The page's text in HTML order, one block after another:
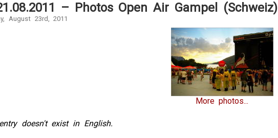
– Photos Open Air Gampel (Schweiz)
August 23rd, 2011
More photos...
doesn't exist in English.